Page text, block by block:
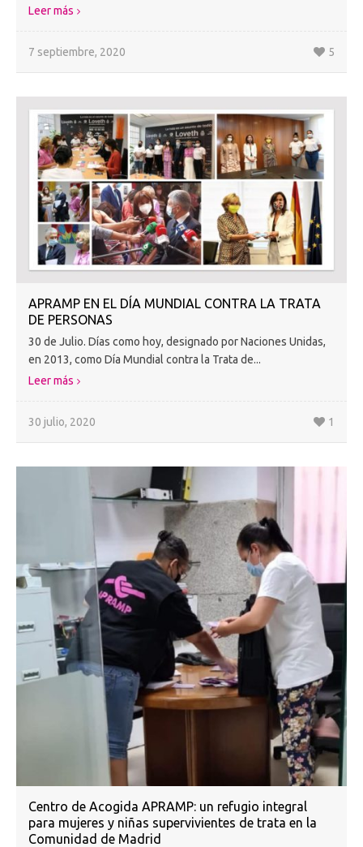
Leer más
7 septiembre, 2020 5
APRAMP EN EL DÍA MUNDIAL CONTRA LA TRATA
DE PERSONAS
30 de Julio. Días como hoy, designado por Naciones Unidas,
en 2013, como Día Mundial contra la Trata de...
Leer más
30 julio, 2020 1
Centro de Acogida APRAMP: un refugio integral
para mujeres y niñas supervivientes de trata en la
Comunidad de Madrid